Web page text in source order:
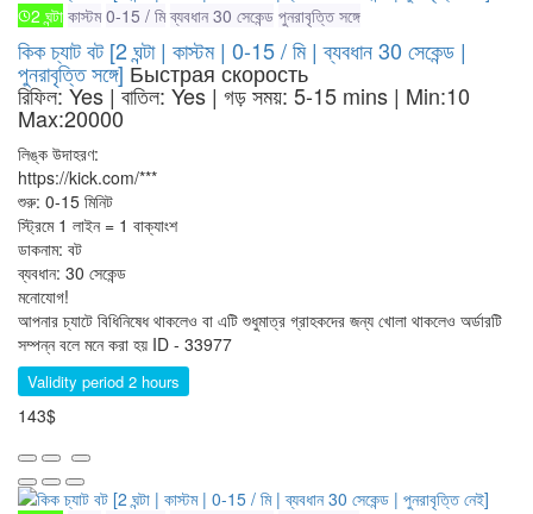
2 ঘন্টা কাস্টম 0-15 / মি ব্যবধান 30 সেকেন্ড পুনরাবৃত্তি সঙ্গে
কিক চ্যাট বট [2 ঘন্টা | কাস্টম | 0-15 / মি | ব্যবধান 30 সেকেন্ড |
পুনরাবৃত্তি সঙ্গে] Быстрая скорость
রিফিল: Yes | বাতিল: Yes | গড় সময়: 5-15 mins | Min:10
Max:20000
লিঙ্ক উদাহরণ:
https://kick.com/***
শুরু: 0-15 মিনিট
স্ট্রিমে 1 লাইন = 1 বাক্যাংশ
ডাকনাম: বট
ব্যবধান: 30 সেকেন্ড
মনোযোগ!
আপনার চ্যাটে বিধিনিষেধ থাকলেও বা এটি শুধুমাত্র গ্রাহকদের জন্য খোলা থাকলেও অর্ডারটি
সম্পন্ন বলে মনে করা হয় ID - 33977
Validity period 2 hours
143$